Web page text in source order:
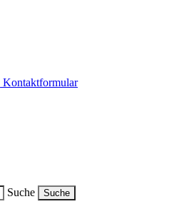
Kontaktformular
Suche Suche